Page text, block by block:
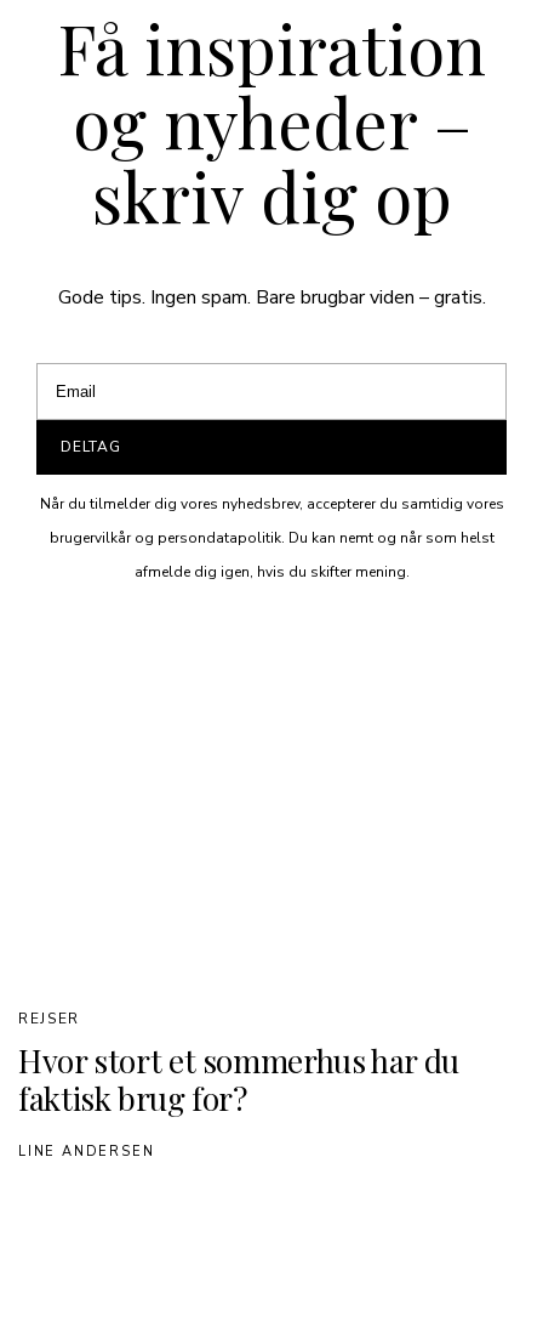
Få inspiration
og nyheder –
skriv dig op
Gode tips. Ingen spam. Bare brugbar viden – gratis.
DELTAG
Når du tilmelder dig vores nyhedsbrev, accepterer du samtidig vores
brugervilkår og persondatapolitik. Du kan nemt og når som helst
afmelde dig igen, hvis du skifter mening.
Hvor stort et sommerhus har du
faktisk brug for?
REJSER
LINE ANDERSEN